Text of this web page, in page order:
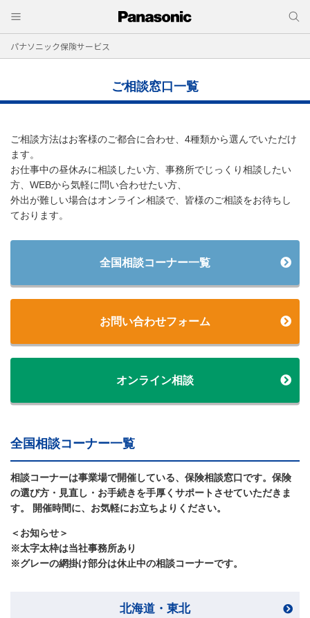
パナソニック保険サービス
ご相談窓口一覧
ご相談方法はお客様のご都合に合わせ、4種類から選んでいただけ
ます。
お仕事中の昼休みに相談したい方、事務所でじっくり相談したい
方、WEBから気軽に問い合わせたい方、
外出が難しい場合はオンライン相談で、皆様のご相談をお待ちし
ております。
全国相談コーナー一覧
お問い合わせフォーム
オンライン相談
全国相談コーナー一覧
相談コーナーは事業場で開催している、保険相談窓口です。保険
の選び方・見直し・お手続きを手厚くサポートさせていただきま
す。 開催時間に、お気軽にお立ちよりください。
＜お知らせ＞
※太字太枠は当社事務所あり
※グレーの網掛け部分は休止中の相談コーナーです。
北海道・東北